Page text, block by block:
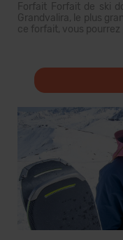
Forfait Forfait de ski
Grandvalira, le plus
ce forfait, vous pourrez